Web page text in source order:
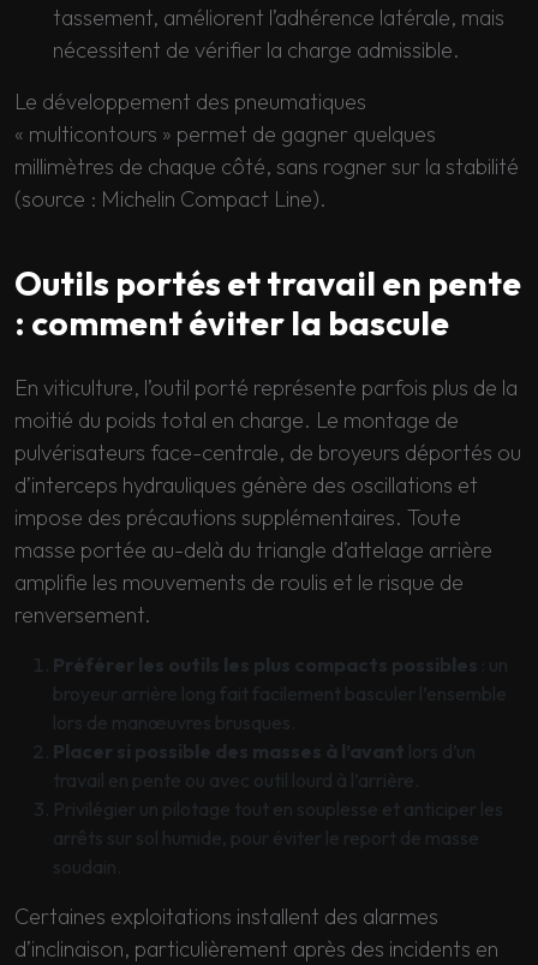
tassement, améliorent l’adhérence latérale, mais
nécessitent de vérifier la charge admissible.
Le développement des pneumatiques
« multicontours » permet de gagner quelques
millimètres de chaque côté, sans rogner sur la stabilité
(source : Michelin Compact Line).
Outils portés et travail en pente
: comment éviter la bascule
En viticulture, l’outil porté représente parfois plus de la
moitié du poids total en charge. Le montage de
pulvérisateurs face-centrale, de broyeurs déportés ou
d’interceps hydrauliques génère des oscillations et
impose des précautions supplémentaires. Toute
masse portée au-delà du triangle d’attelage arrière
amplifie les mouvements de roulis et le risque de
renversement.
Préférer les outils les plus compacts possibles : un
broyeur arrière long fait facilement basculer l’ensemble
lors de manœuvres brusques.
Placer si possible des masses à l’avant lors d’un
travail en pente ou avec outil lourd à l’arrière.
Privilégier un pilotage tout en souplesse et anticiper les
arrêts sur sol humide, pour éviter le report de masse
soudain.
Certaines exploitations installent des alarmes
d’inclinaison, particulièrement après des incidents en